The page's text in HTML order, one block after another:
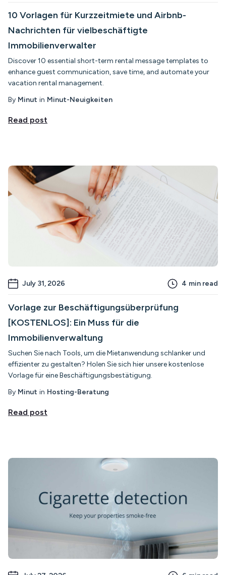
10 Vorlagen für Kurzzeitmiete und Airbnb-
Nachrichten für vielbeschäftigte
Immobilienverwalter
Discover 10 essential short-term rental message templates to
enhance guest communication, save time, and automate your
vacation rental management.
By Minut in Minut-Neuigkeiten
Read post
July 31, 2026 4 min read
Vorlage zur Beschäftigungsüberprüfung
[KOSTENLOS]: Ein Muss für die
Immobilienverwaltung
Suchen Sie nach Tools, um die Mietanwendung schlanker und
effizienter zu gestalten? Holen Sie sich hier unsere kostenlose
Vorlage für eine Beschäftigungsbestätigung.
By Minut in Hosting-Beratung
Read post